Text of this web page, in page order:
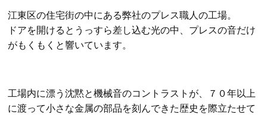
江東区の住宅街の中にある弊社のプレス職人の工場。
ドアを開けるとうっすら差し込む光の中、プレスの音だけ
がもくもくと響いています。
工場内に漂う沈黙と機械音のコントラストが、７０年以上
に渡って小さな金属の部品を刻んできた歴史を際立たせて